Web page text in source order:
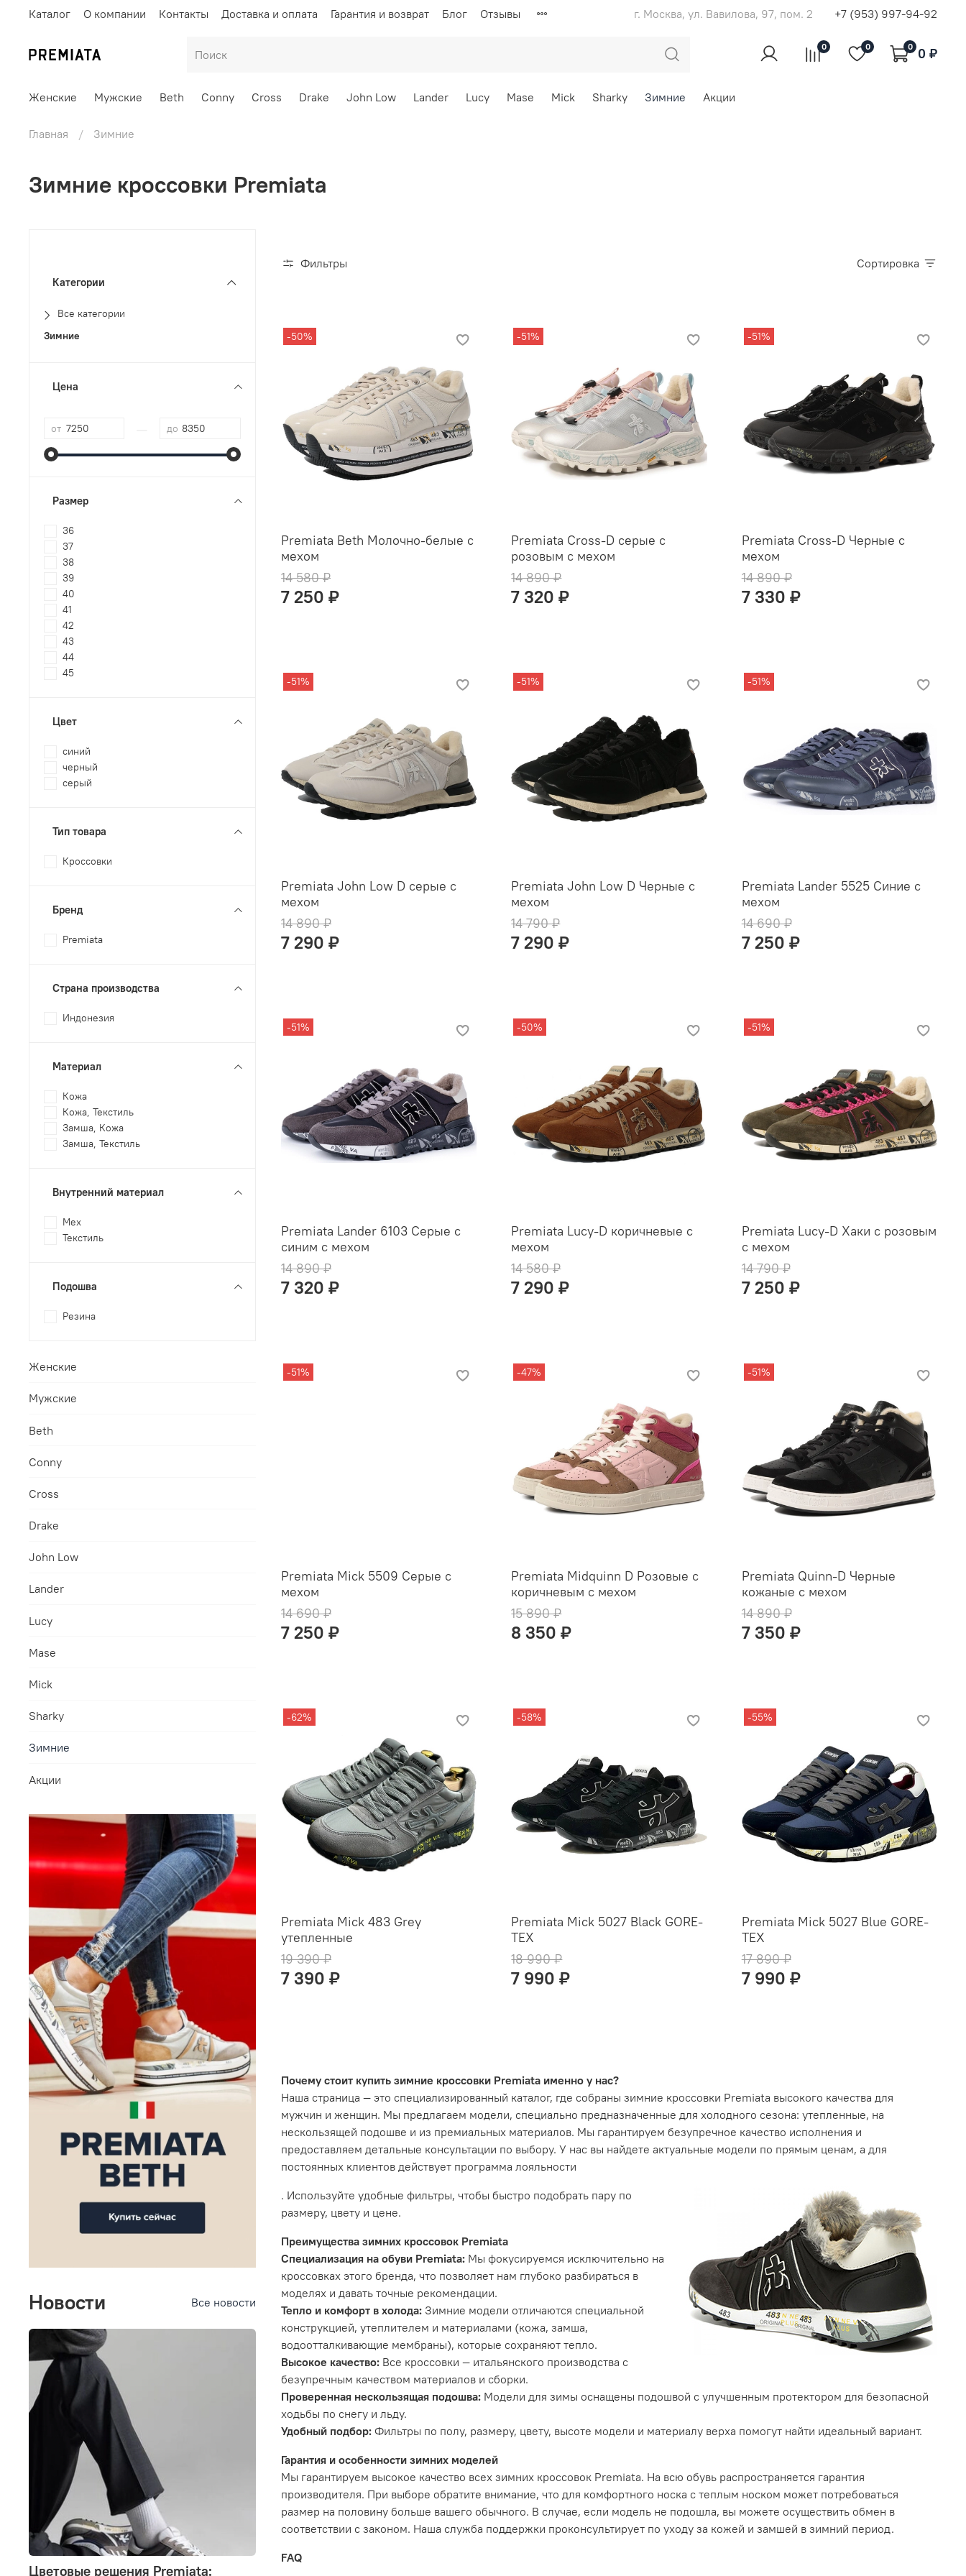
Каталог О компании Контакты Доставка и оплата Гарантия и возврат Блог Отзывы г. Москва, ул. Вавилова, 97, пом. 2 +7 (953) 997-94-92
0 0 0 0 ₽
Женские Мужские Beth Conny Cross Drake John Low Lander Lucy Mase Mick Sharky Зимние Акции
Главная Зимние
Зимние кроссовки Premiata
Фильтры Сортировка
-50%
Premiata Beth Молочно-белые с
мехом
14 580 ₽
7 250 ₽
-51%
Premiata Cross-D серые с
розовым с мехом
14 890 ₽
7 320 ₽
-51%
Premiata Cross-D Черные с
мехом
14 890 ₽
7 330 ₽
-51%
Premiata John Low D серые с
мехом
14 890 ₽
7 290 ₽
-51%
Premiata John Low D Черные с
мехом
14 790 ₽
7 290 ₽
-51%
Premiata Lander 5525 Синие с
мехом
14 690 ₽
7 250 ₽
-51%
Premiata Lander 6103 Серые с
синим с мехом
14 890 ₽
7 320 ₽
-50%
Premiata Lucy-D коричневые с
мехом
14 580 ₽
7 290 ₽
-51%
Premiata Lucy-D Хаки с розовым
с мехом
14 790 ₽
7 250 ₽
-51%
Premiata Mick 5509 Серые с
мехом
14 690 ₽
7 250 ₽
-47%
Premiata Midquinn D Розовые с
коричневым с мехом
15 890 ₽
8 350 ₽
-51%
Premiata Quinn-D Черные
кожаные с мехом
14 890 ₽
7 350 ₽
-62%
Premiata Mick 483 Grey
утепленные
19 390 ₽
7 390 ₽
-58%
Premiata Mick 5027 Black GORE-
TEX
18 990 ₽
7 990 ₽
-55%
Premiata Mick 5027 Blue GORE-
TEX
17 890 ₽
7 990 ₽
Почему стоит купить зимние кроссовки Premiata именно у нас?
Наша страница — это специализированный каталог, где собраны зимние кроссовки Premiata высокого качества для
мужчин и женщин. Мы предлагаем модели, специально предназначенные для холодного сезона: утепленные, на
нескользящей подошве и из премиальных материалов. Мы гарантируем безупречное качество исполнения и
предоставляем детальные консультации по выбору. У нас вы найдете актуальные модели по прямым ценам, а для
постоянных клиентов действует программа лояльности
. Используйте удобные фильтры, чтобы быстро подобрать пару по
размеру, цвету и цене.
Преимущества зимних кроссовок Premiata
Специализация на обуви Premiata: Мы фокусируемся исключительно на
кроссовках этого бренда, что позволяет нам глубоко разбираться в
моделях и давать точные рекомендации.
Тепло и комфорт в холода: Зимние модели отличаются специальной
конструкцией, утеплителем и материалами (кожа, замша,
водоотталкивающие мембраны), которые сохраняют тепло.
Высокое качество: Все кроссовки — итальянского производства с
безупречным качеством материалов и сборки.
Проверенная нескользящая подошва: Модели для зимы оснащены подошвой с улучшенным протектором для безопасной
ходьбы по снегу и льду.
Удобный подбор: Фильтры по полу, размеру, цвету, высоте модели и материалу верха помогут найти идеальный вариант.
Гарантия и особенности зимних моделей
Мы гарантируем высокое качество всех зимних кроссовок Premiata. На всю обувь распространяется гарантия
производителя. При выборе обратите внимание, что для комфортного носка с теплым носком может потребоваться
размер на половину больше вашего обычного. В случае, если модель не подошла, вы можете осуществить обмен в
соответствии с законом. Наша служба поддержки проконсультирует по уходу за кожей и замшей в зимний период.
FAQ
Категории
Все категории
Зимние
Цена
от до
Размер
36
37
38
39
40
41
42
43
44
45
Цвет
синий
черный
серый
Тип товара
Кроссовки
Бренд
Premiata
Страна производства
Индонезия
Материал
Кожа
Кожа, Текстиль
Замша, Кожа
Замша, Текстиль
Внутренний материал
Мех
Текстиль
Подошва
Резина
Женские
Мужские
Beth
Conny
Cross
Drake
John Low
Lander
Lucy
Mase
Mick
Sharky
Зимние
Акции
Новости Все новости
Цветовые решения Premiata: